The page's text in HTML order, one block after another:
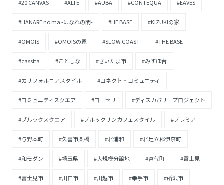
#20 CANVAS #ALTE #AUBA #CONTEQUA #EAVES
#HANARE no ma -はなれの間- #HE BASE #KIZUKIの家
#OMOIS #OMOISの家 #SLOW COAST #THE BASE
#cassita #ことしな #さいたま市 #みずほ台
#カリフォルニアスタイル #コネクト・コミュニティ
#コミュニティスクエア #コーセリ #ディスカバリープロジェクト
#ブルックスクエア #ブルックリンカフェスタイル #プレミア
#与野本町 #久喜市栗橋 #北浦和 #北足立郡伊奈町
#和モダン #埼玉県 #大規模分譲地 #宮代町 #富士見
#富士見市 #川口市 #川越市 #幸手市 #所沢市